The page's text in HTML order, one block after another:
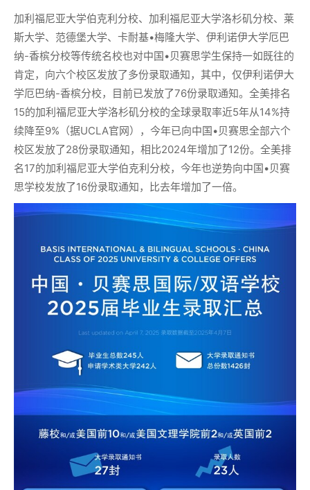
加利福尼亚大学伯克利分校、加利福尼亚大学洛杉矶分校、莱
斯大学、范德堡大学、卡耐基•梅隆大学、伊利诺伊大学厄巴
纳-香槟分校等传统名校也对中国•贝赛思学生保持一如既往的
肯定，向六个校区发放了多份录取通知，其中，仅伊利诺伊大
学厄巴纳-香槟分校，目前已发放了76份录取通知。全美排名
15的加利福尼亚大学洛杉矶分校的全球录取率近5年从14%持
续降至9%（据UCLA官网），今年已向中国•贝赛思全部六个
校区发放了28份录取通知，相比2024年增加了12份。全美排
名17的加利福尼亚大学伯克利分校，今年也逆势向中国•贝赛
思学校发放了16份录取通知，比去年增加了一倍。